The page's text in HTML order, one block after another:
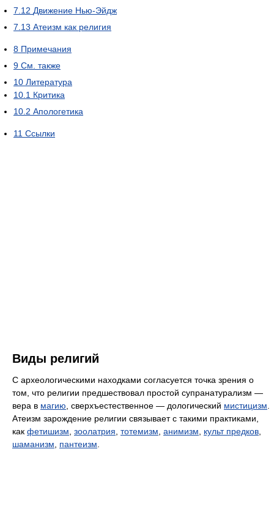
7.12 Движение Нью-Эйдж
7.13 Атеизм как религия
8 Примечания
9 См. также
10 Литература
10.1 Критика
10.2 Апологетика
11 Ссылки
Виды религий
С археологическими находками согласуется точка зрения о
том, что религии предшествовал простой супранатурализм —
вера в магию , сверхъестественное — дологический мистицизм
Атеизм зарождение религии связывает с такими практиками,
как фетишизм зоолатрия тотемизм анимизм культ предков
шаманизм
пантеизм